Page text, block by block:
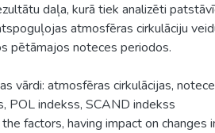
daļa, kurā tiek analizēti
atmosfēras cirkulāciju
pētāmajos noteces periodos.
vārdi: atmosfēras cirkulācijas,
POL indekss, SCAND indekss
factors, having impact on changes